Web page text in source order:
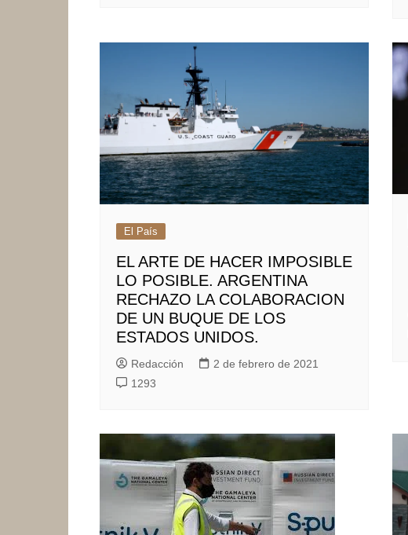
El País
EL ARTE DE HACER IMPOSIBLE
LO POSIBLE. ARGENTINA
RECHAZO LA COLABORACION
DE UN BUQUE DE LOS
ESTADOS UNIDOS.
Redacción
2 de febrero de 2021
1293